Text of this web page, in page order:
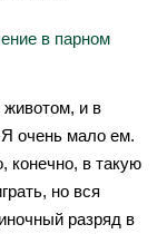
в парном
и в
Я очень мало ем.
конечно, в такую
но вся
разряд в